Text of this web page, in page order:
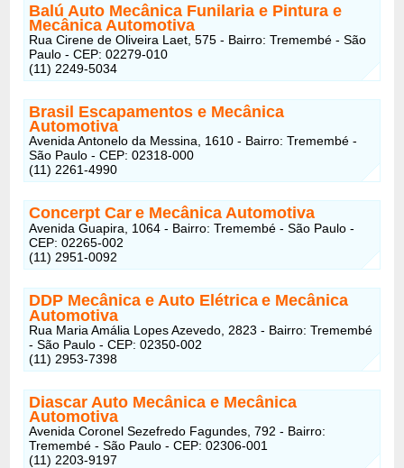
Balú Auto Mecânica Funilaria e Pinturae
Mecânica Automotiva
Rua Cirene de Oliveira Laet, 575 - Bairro: Tremembé - São
Paulo - CEP: 02279-010
(11) 2249-5034
Brasil Escapamentose Mecânica
Automotiva
Avenida Antonelo da Messina, 1610 - Bairro: Tremembé -
São Paulo - CEP: 02318-000
(11) 2261-4990
Concerpt Car e Mecânica Automotiva
Avenida Guapira, 1064 - Bairro: Tremembé - São Paulo -
CEP: 02265-002
(11) 2951-0092
DDP Mecânica e Auto Elétrica e Mecânica
Automotiva
Rua Maria Amália Lopes Azevedo, 2823 - Bairro: Tremembé
- São Paulo - CEP: 02350-002
(11) 2953-7398
Diascar Auto Mecânicae Mecânica
Automotiva
Avenida Coronel Sezefredo Fagundes, 792 - Bairro:
Tremembé - São Paulo - CEP: 02306-001
(11) 2203-9197